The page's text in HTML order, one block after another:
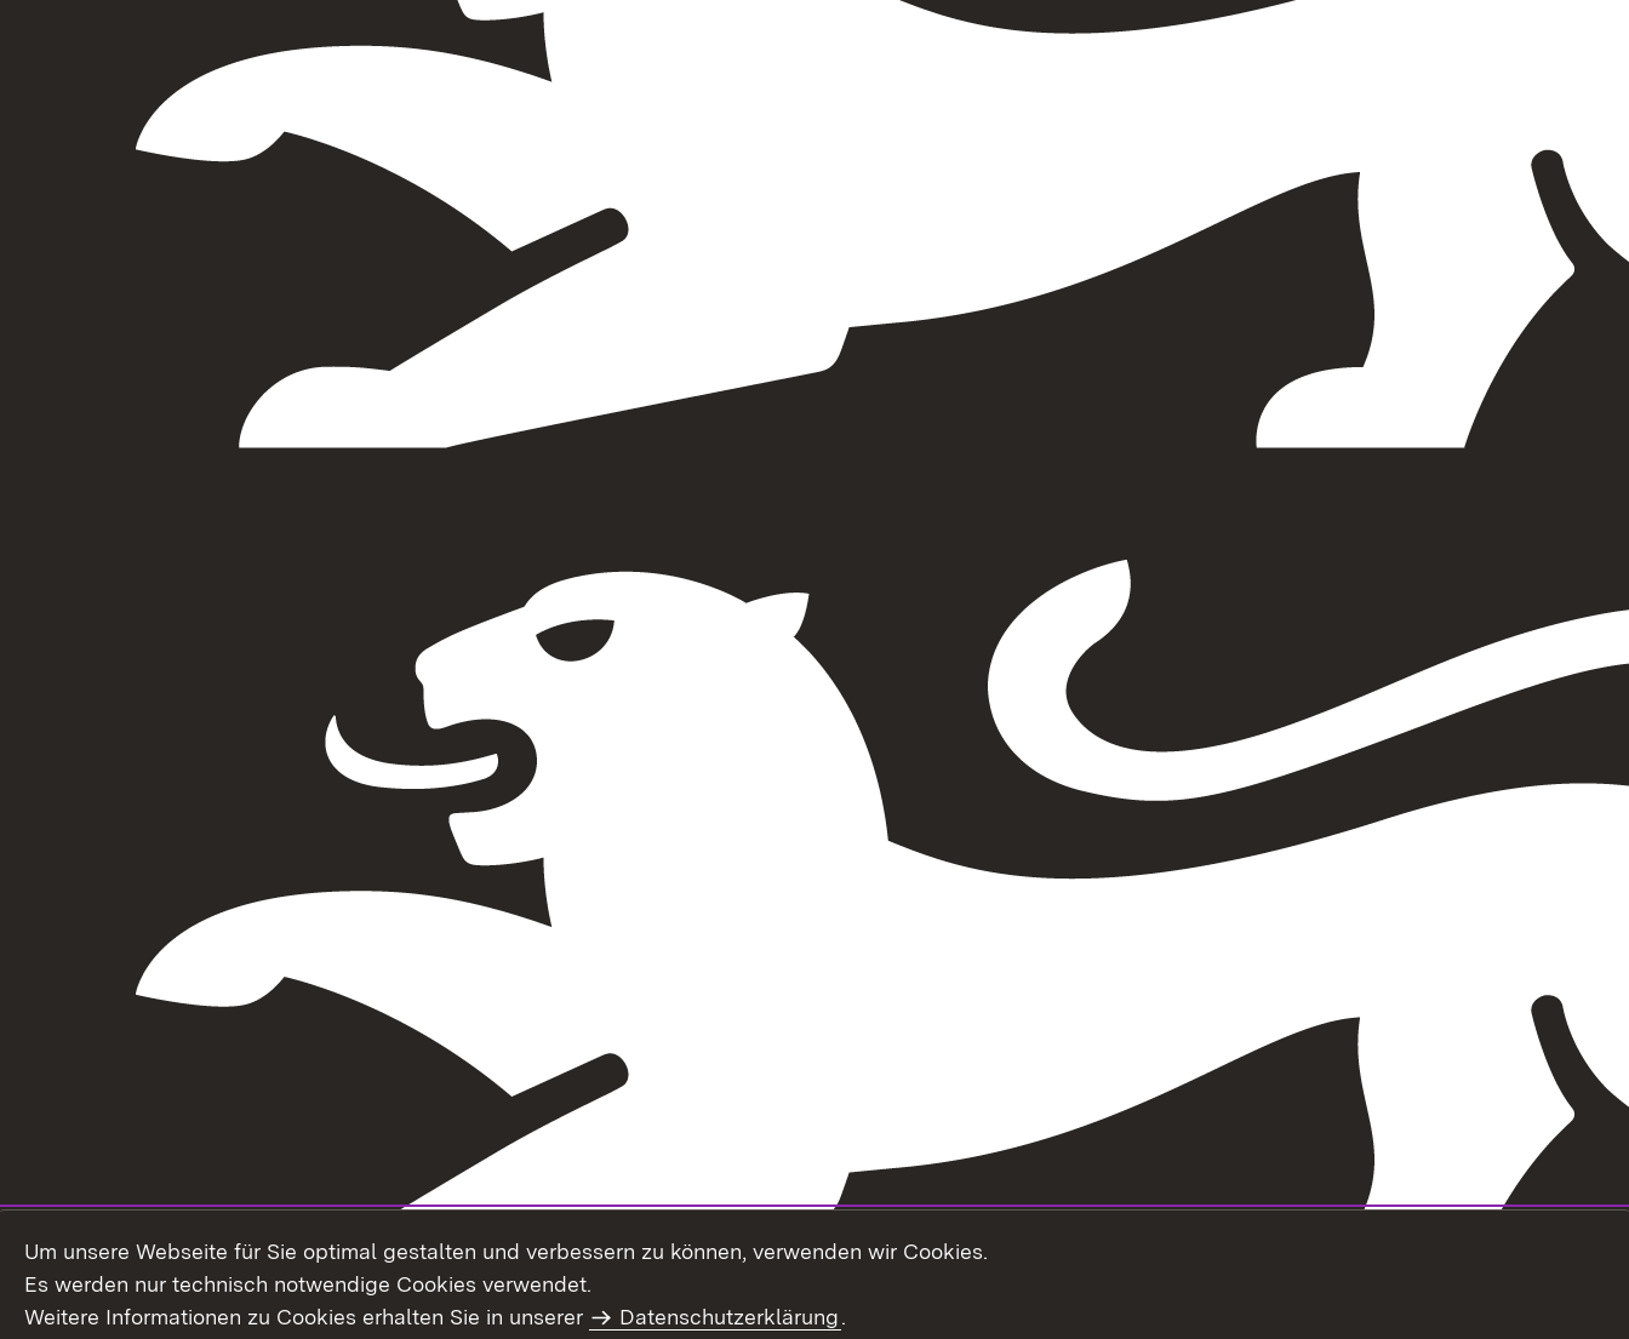
Um unsere Webseite für Sie optimal gestalten und verbessern zu können, verwenden wir Cookies.
Es werden nur technisch notwendige Cookies verwendet.
Weitere Informationen zu Cookies erhalten Sie in unserer
Datenschutzerklärung.